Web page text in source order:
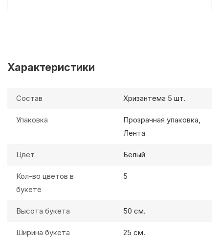
Характеристики
Состав Хризантема 5 шт.
Упаковка
Прозрачная упаковка,
Лента
Цвет Белый
Кол-во цветов в
букете
5
Высота букета 50 см.
Ширина букета 25 см.